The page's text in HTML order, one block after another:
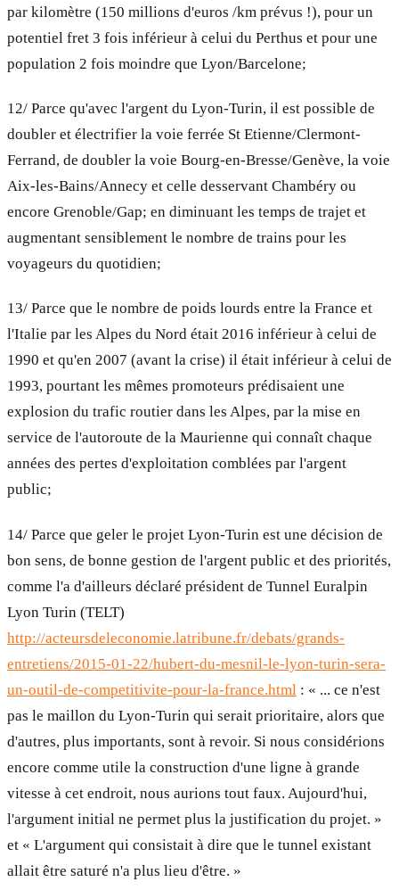
par kilomètre (150 millions d'euros /km prévus !), pour un
potentiel fret 3 fois inférieur à celui du Perthus et pour une
population 2 fois moindre que Lyon/Barcelone;
12/ Parce qu'avec l'argent du Lyon-Turin, il est possible de
doubler et électrifier la voie ferrée St Etienne/Clermont-
Ferrand, de doubler la voie Bourg-en-Bresse/Genève, la voie
Aix-les-Bains/Annecy et celle desservant Chambéry ou
encore Grenoble/Gap; en diminuant les temps de trajet et
augmentant sensiblement le nombre de trains pour les
voyageurs du quotidien;
13/ Parce que le nombre de poids lourds entre la France et
l'Italie par les Alpes du Nord était 2016 inférieur à celui de
1990 et qu'en 2007 (avant la crise) il était inférieur à celui de
1993, pourtant les mêmes promoteurs prédisaient une
explosion du trafic routier dans les Alpes, par la mise en
service de l'autoroute de la Maurienne qui connaît chaque
années des pertes d'exploitation comblées par l'argent
public;
14/ Parce que geler le projet Lyon-Turin est une décision de
bon sens, de bonne gestion de l'argent public et des priorités,
comme l'a d'ailleurs déclaré président de Tunnel Euralpin
Lyon Turin (TELT)
http://acteursdeleconomie.latribune.fr/debats/grands-
entretiens/2015-01-22/hubert-du-mesnil-le-lyon-turin-sera-
un-outil-de-competitivite-pour-la-france.html : « ... ce n'est
pas le maillon du Lyon-Turin qui serait prioritaire, alors que
d'autres, plus importants, sont à revoir. Si nous considérions
encore comme utile la construction d'une ligne à grande
vitesse à cet endroit, nous aurions tout faux. Aujourd'hui,
l'argument initial ne permet plus la justification du projet. »
et « L'argument qui consistait à dire que le tunnel existant
allait être saturé n'a plus lieu d'être. »